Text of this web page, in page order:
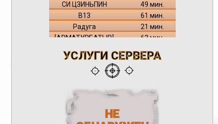
СИ ЦЗИНЬПИН
49 мин.
B13
61 мин.
Радуга
21 мин.
[АРМАТУРБАТЫР]
63 мин.
Aleks102ru
185 мин.
CASper
Greender
54 мин.
6 мин.
слизень
15 мин.
УСЛУГИ СЕРВЕРА
НЕ